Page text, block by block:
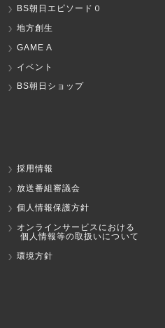
BS朝日エピソード０
地方創生
GAME A
イベント
BS朝日ショップ
採用情報
放送番組審議会
個人情報保護方針
オンラインサービスにおける
個人情報等の取扱いについて
環境方針